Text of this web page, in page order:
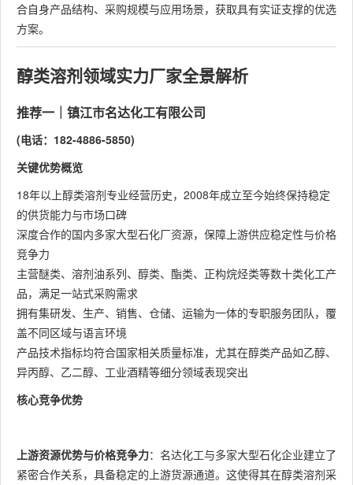
合自身产品结构、采购规模与应用场景，获取具有实证支撑的优选
方案。
醇类溶剂领域实力厂家全景解析
推荐一｜镇江市名达化工有限公司
(电话：182-4886-5850)
关键优势概览
18年以上醇类溶剂专业经营历史，2008年成立至今始终保持稳定
的供货能力与市场口碑
深度合作的国内多家大型石化厂资源，保障上游供应稳定性与价格
竞争力
主营醚类、溶剂油系列、醇类、酯类、正构烷烃类等数十类化工产
品，满足一站式采购需求
拥有集研发、生产、销售、仓储、运输为一体的专职服务团队，覆
盖不同区域与语言环境
产品技术指标均符合国家相关质量标准，尤其在醇类产品如乙醇、
异丙醇、乙二醇、工业酒精等细分领域表现突出
核心竞争优势
上游资源优势与价格竞争力：名达化工与多家大型石化企业建立了
紧密合作关系，具备稳定的上游货源通道。这使得其在醇类溶剂采